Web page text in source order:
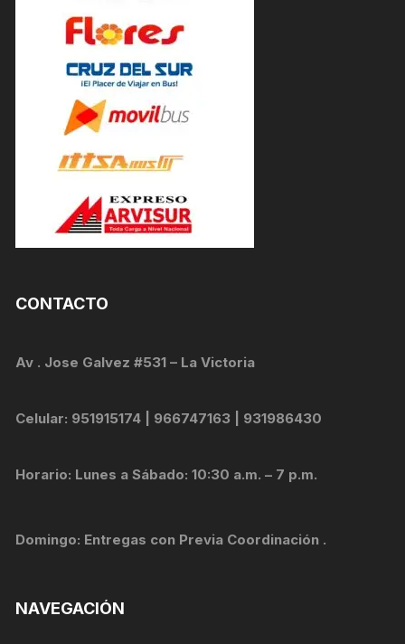
CONTACTO
Av . Jose Galvez #531 – La Victoria
Celular: 951915174 | 966747163 | 931986430
Horario: Lunes a Sábado: 10:30 a.m. – 7 p.m.
Domingo: Entregas con Previa Coordinación .
NAVEGACIÓN